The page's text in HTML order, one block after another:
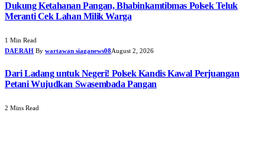
Dukung Ketahanan Pangan, Bhabinkamtibmas Polsek Teluk
Meranti Cek Lahan Milik Warga
1 Min Read
DAERAH By wartawan siaganews08August 2, 2026
Dari Ladang untuk Negeri! Polsek Kandis Kawal Perjuangan
Petani Wujudkan Swasembada Pangan
2 Mins Read